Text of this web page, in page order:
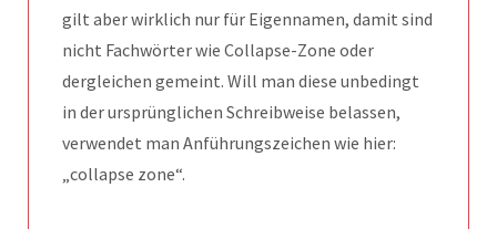
gilt aber wirklich nur für Eigennamen, damit sind
nicht Fachwörter wie Collapse-Zone oder
dergleichen gemeint. Will man diese unbedingt
in der ursprünglichen Schreibweise belassen,
verwendet man Anführungszeichen wie hier:
„collapse zone“.